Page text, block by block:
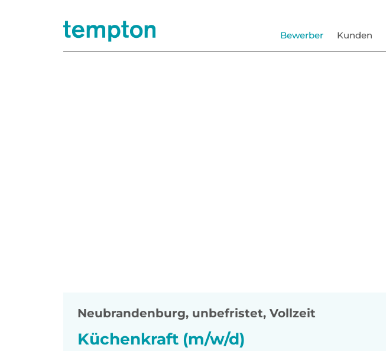
Bewerber Kunden
Neubrandenburg, unbefristet, Vollzeit
Küchenkraft (m/w/d)